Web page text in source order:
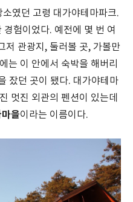
였던 고령 대가야테마파크.
험이었다. 예전에 몇 번 여
저 관광지, 둘러볼 곳, 가볼만
는 이 안에서 숙박을 해버리
잤던 곳이 됐다. 대가야테마
멋진 외관의 펜션이 있는데
을이라는 이름이다.